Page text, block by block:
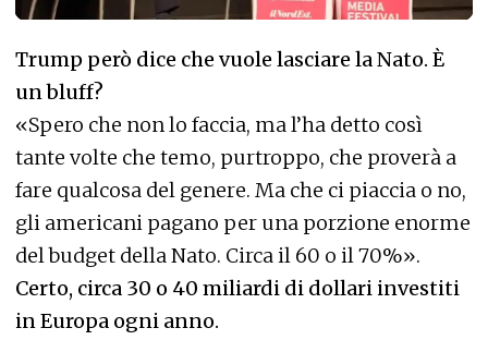
Trump però dice che vuole lasciare la Nato. È
un bluff?
«Spero che non lo faccia, ma l’ha detto così
tante volte che temo, purtroppo, che proverà a
fare qualcosa del genere. Ma che ci piaccia o no,
gli americani pagano per una porzione enorme
del budget della Nato. Circa il 60 o il 70%».
Certo, circa 30 o 40 miliardi di dollari investiti
in Europa ogni anno.